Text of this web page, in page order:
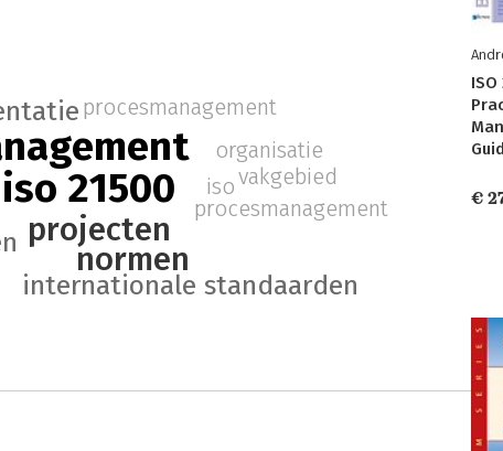
iso 21500
projecten
normen
internationale standaarden
procesmanagement
organisatie
iso
procesmanagement
vakgebied
ISO
€